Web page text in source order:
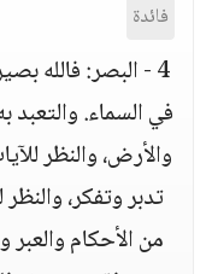
فائدة
4 - البصر: فالله
في السماء.
والأرض، والنظر
تدبر وتفكر، والنظر
من الأحكام